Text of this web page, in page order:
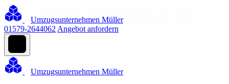
Umzugsunternehmen Müller
01579-2644062 Angebot anfordern
Umzugsunternehmen Müller